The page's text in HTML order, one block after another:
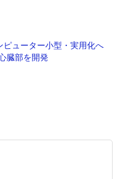
ピューター小型・実用化へ
臓部を開発